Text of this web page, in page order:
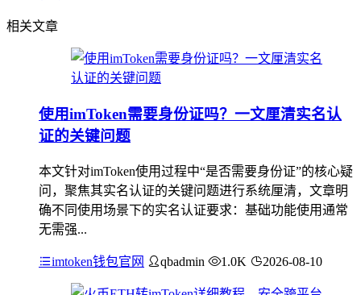
相关文章
使用imToken需要身份证吗？一文厘清实名认
证的关键问题
本文针对imToken使用过程中“是否需要身份证”的核心疑
问，聚焦其实名认证的关键问题进行系统厘清，文章明
确不同使用场景下的实名认证要求：基础功能使用通常
无需强...
imtoken钱包官网 qbadmin 1.0K 2026-08-10